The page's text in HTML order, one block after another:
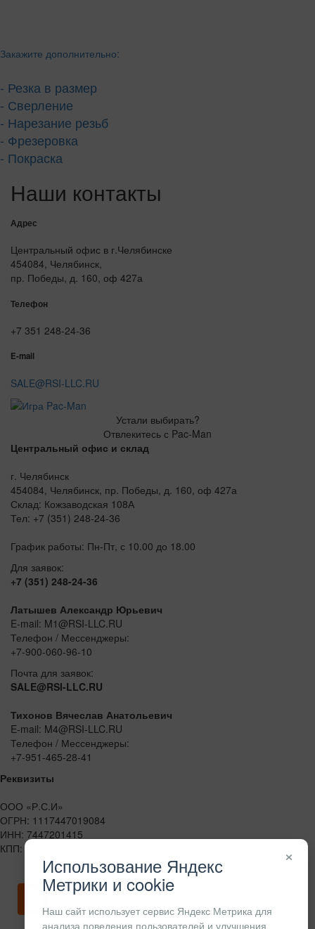
Закажите дополнительно:
- Резка в размер
- Сверление
- Нарезание резьб
- Фрезеровка
- Покраска
Наши контакты
Адрес
Центральный офис в г.Челябинске
454084, Челябинск,
пр. Победы, д. 160, оф 427а
Телефон
+7 351 248-24-36
E-mail
SALE@RSI-LLC.RU
Устали выбирать?
Отвлекитесь с Pac-Man
Центральный офис и склад
г. Челябинск
454084, Челябинск, пр. Победы, д. 160, оф 427а
Склад: Кожзаводская 108А
Тел: +7 (351) 248-24-36
График работы: Пн-Пт, с 10.00 до 18.00
Для заявок:
+7 (351) 248-24-36
Латышев Александр Юрьевич
E-mail: M1@RSI-LLC.RU
Телефон / Мессенджеры:
+7-900-060-96-10
Почта для заявок:
SALE@RSI-LLC.RU
Тихонов Вячеслав Анатольевич
E-mail: M4@RSI-LLC.RU
Телефон / Мессенджеры:
+7-951-465-28-41
Реквизиты
ООО «Р.С.И»
ОГРН: 1117447019084
ИНН: 7447201415
КПП: 744701001
Скачать карточку предприятия
×
Использование Яндекс
Метрики и cookie
Наш сайт использует сервис Яндекс Метрика для
анализа поведения пользователей и улучшения